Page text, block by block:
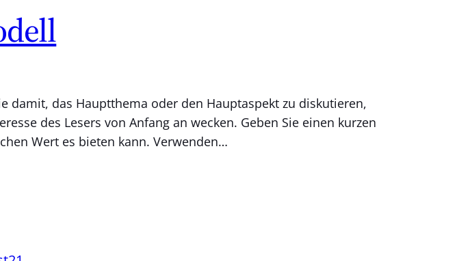
damit, das Hauptthema oder den Hauptaspekt zu diskutieren,
des Lesers von Anfang an wecken. Geben Sie einen kurzen
Wert es bieten kann. Verwenden…